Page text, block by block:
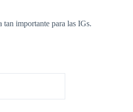
tan importante para las IGs.